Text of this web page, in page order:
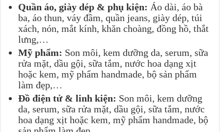
Quần áo, giày dép & phụ kiện: Áo dài, áo bà
ba, áo thun, váy đầm, quần jeans, giày dép, túi
xách, nón, mắt kính, khăn choàng, đồng hồ, thắt
lưng,…
Mỹ phẩm: Son môi, kem dưỡng da, serum, sữa
rửa mặt, dầu gội, sữa tắm, nước hoa dạng xịt
hoặc kem, mỹ phẩm handmade, bộ sản phẩm
làm đẹp,…
Đồ điện tử & linh kiện: Son môi, kem dưỡng
da, serum, sữa rửa mặt, dầu gội, sữa tắm, nước
hoa dạng xịt hoặc kem, mỹ phẩm handmade, bộ